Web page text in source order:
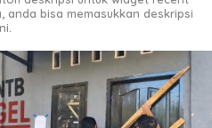
anda bisa memasukkan deskripsi